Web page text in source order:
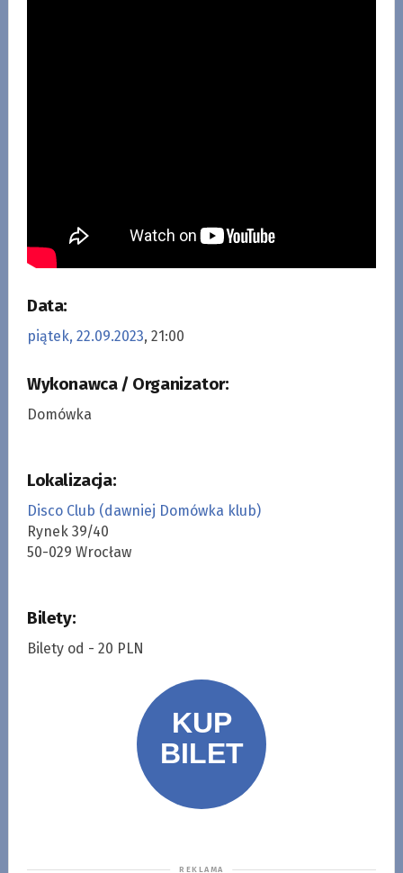
Data:
piątek, 22.09.2023, 21:00
Wykonawca / Organizator:
Domówka
Lokalizacja:
Disco Club (dawniej Domówka klub)
Rynek 39/40
50-029 Wrocław
Bilety:
Bilety od - 20 PLN